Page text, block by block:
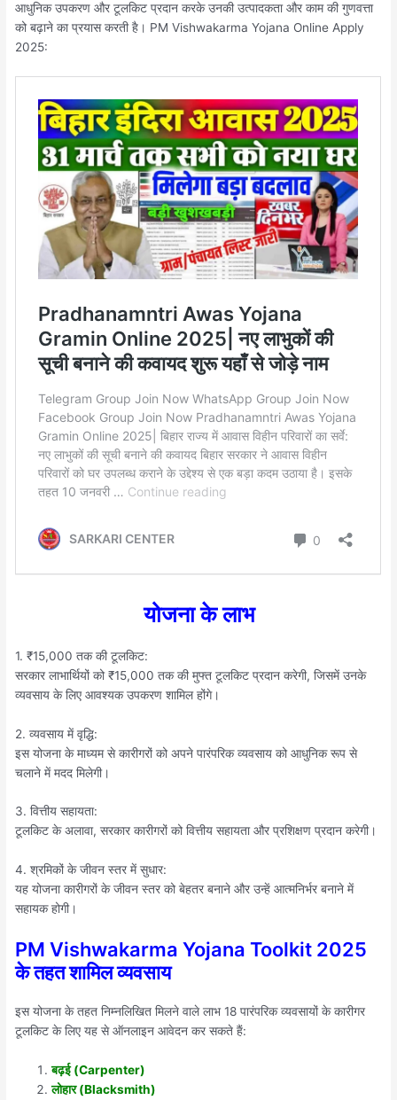
आधुनिक उपकरण और टूलकिट प्रदान करके उनकी उत्पादकता और काम की गुणवत्ता
को बढ़ाने का प्रयास करती है। PM Vishwakarma Yojana Online Apply
2025:
योजना के लाभ
1. ₹15,000 तक की टूलकिट:
सरकार लाभार्थियों को ₹15,000 तक की मुफ्त टूलकिट प्रदान करेगी, जिसमें उनके
व्यवसाय के लिए आवश्यक उपकरण शामिल होंगे।
2. व्यवसाय में वृद्धि:
इस योजना के माध्यम से कारीगरों को अपने पारंपरिक व्यवसाय को आधुनिक रूप से
चलाने में मदद मिलेगी।
3. वित्तीय सहायता:
टूलकिट के अलावा, सरकार कारीगरों को वित्तीय सहायता और प्रशिक्षण प्रदान करेगी।
4. श्रमिकों के जीवन स्तर में सुधार:
यह योजना कारीगरों के जीवन स्तर को बेहतर बनाने और उन्हें आत्मनिर्भर बनाने में
सहायक होगी।
PM Vishwakarma Yojana Toolkit 2025
के तहत शामिल व्यवसाय
इस योजना के तहत निम्नलिखित मिलने वाले लाभ 18 पारंपरिक व्यवसायों के कारीगर
टूलकिट के लिए यह से ऑनलाइन आवेदन कर सकते हैं:
बढ़ई (Carpenter)
लोहार (Blacksmith)